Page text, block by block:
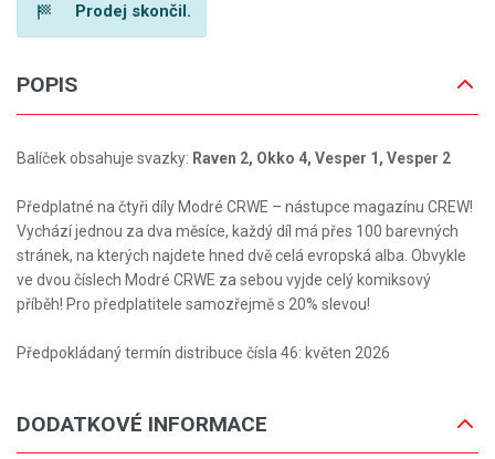
Prodej skončil.
POPIS
Balíček obsahuje svazky: Raven 2, Okko 4, Vesper 1, Vesper 2
Předplatné na čtyři díly Modré CRWE – nástupce magazínu CREW!
Vychází jednou za dva měsíce, každý díl má přes 100 barevných
stránek, na kterých najdete hned dvě celá evropská alba. Obvykle
ve dvou číslech Modré CRWE za sebou vyjde celý komiksový
příběh! Pro předplatitele samozřejmě s 20% slevou!
Předpokládaný termín distribuce čísla 46: květen 2026
DODATKOVÉ INFORMACE